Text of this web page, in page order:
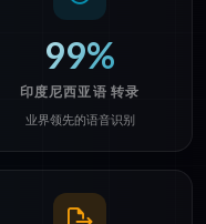
99%
印度尼西亚语 转录
业界领先的语音识别